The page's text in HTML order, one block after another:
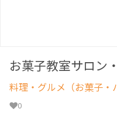
お菓子教室サロン
料理・グルメ（お菓子・
0